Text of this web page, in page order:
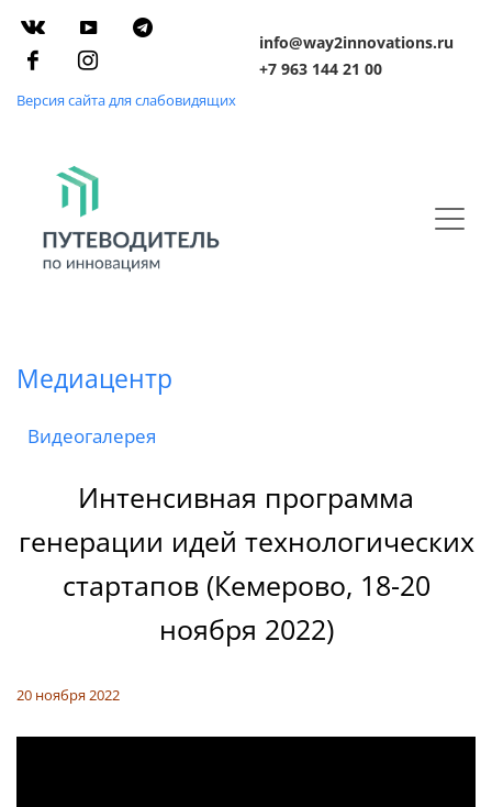
Версия сайта для слабовидящих
info@way2innovations.ru
+7 963 144 21 00
Медиацентр
Видеогалерея
Интенсивная программа
генерации идей технологических
стартапов (Кемерово, 18-20
ноября 2022)
20 ноября 2022